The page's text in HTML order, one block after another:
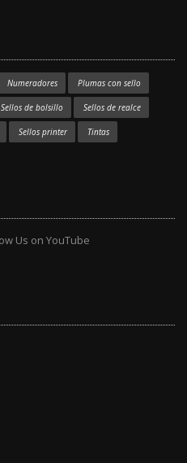
Numeradores Plumas con sello
Sellos de bolsillo Sellos de realce
Sellos printer Tintas